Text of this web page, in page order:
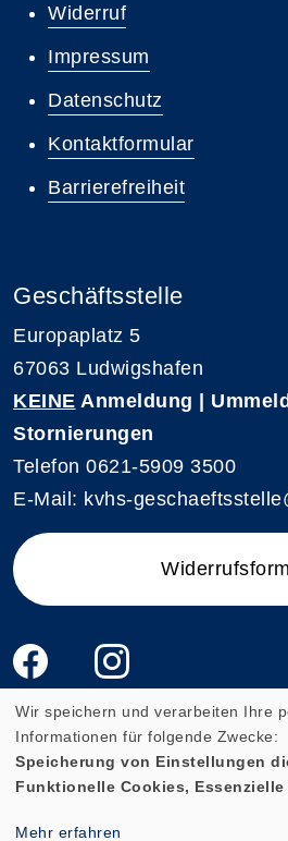
Widerruf
Impressum
Datenschutz
Kontaktformular
Barrierefreiheit
Geschäftsstelle
Europaplatz 5
67063 Ludwigshafen
KEINE Anmeldung |
Stornierungen
Telefon 0621-5909 3500
E-Mail: kvhs-
Cookie Einstellungen
Wir speichern und verarbeiten Ihre
Informationen für folgende Zwecke:
Speicherung von Einstellungen
Funktionelle Cookies, Essenzielle
Mehr erfahren